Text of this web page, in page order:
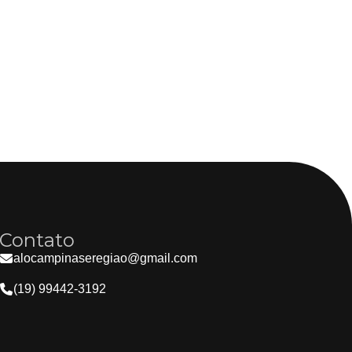
Contato
alocampinaseregiao@gmail.com
(19) 99442-3192